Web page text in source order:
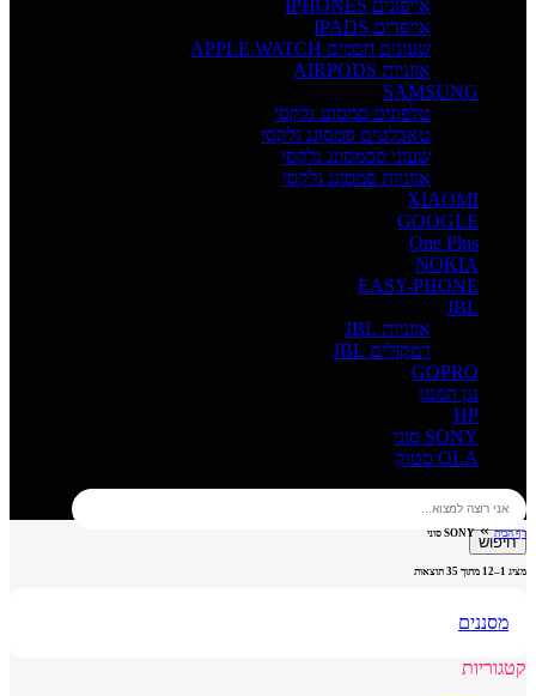
אייפונים IPHONES
אייפדים IPADS
שעונים חכמים APPLE WATCH
אוזניות AIRPODS
SAMSUNG
טלפונים סמסונג גלקסי
טאבלטים סמסונג גלקסי
שעוני ססמסונג גלקסי
אוזניות סמסונג גלקסי
XIAOMI
GOOGLE
One Plus
NOKIA
EASY-PHONE
JBL
אוזניות JBL
רמקולים JBL
GOPRO
נגן המנגן
HP
SONY סוני
OLA סטוק
חיפוש
דף הבית»SONY סוני
מציג 1–12 מתוך 35 תוצאות
מסננים
קטגוריות